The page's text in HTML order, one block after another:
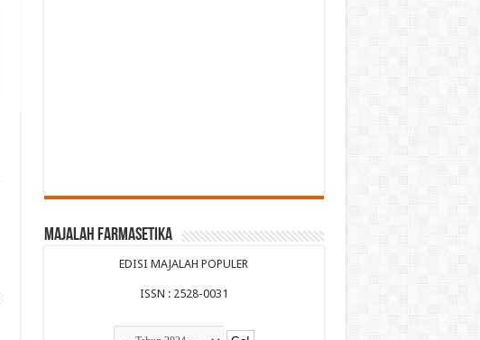
Majalah Farmasetika
EDISI MAJALAH POPULER
ISSN : 2528-0031